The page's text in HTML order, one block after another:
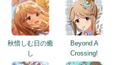
秋惜しむ日の癒
し
Beyond A
Crossing!